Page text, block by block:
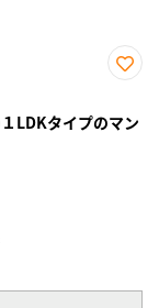
り登
録
LDKタイプのマン